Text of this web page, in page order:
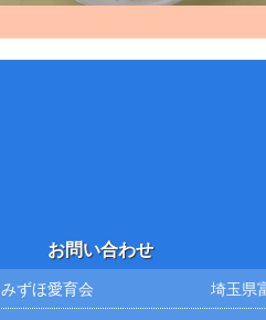
お問い合わせ
みずほ愛育会 埼玉県